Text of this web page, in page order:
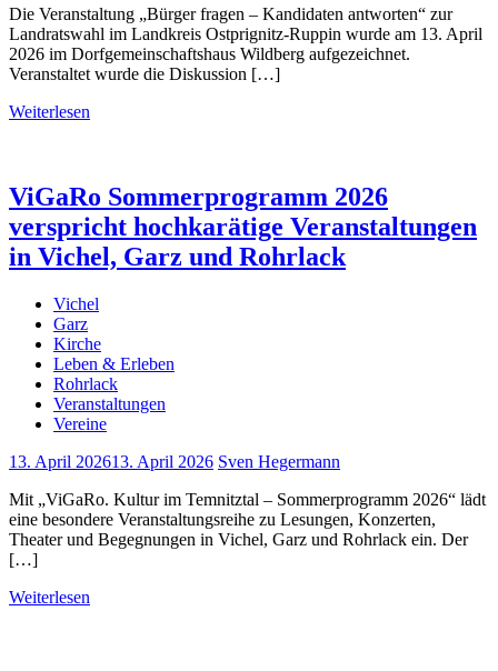
Die Veranstaltung „Bürger fragen – Kandidaten antworten“ zur
Landratswahl im Landkreis Ostprignitz-Ruppin wurde am 13. April
2026 im Dorfgemeinschaftshaus Wildberg aufgezeichnet.
Veranstaltet wurde die Diskussion […]
Weiterlesen
ViGaRo Sommerprogramm 2026
verspricht hochkarätige Veranstaltungen
in Vichel, Garz und Rohrlack
Vichel
Garz
Kirche
Leben & Erleben
Rohrlack
Veranstaltungen
Vereine
13. April 202613. April 2026 Sven Hegermann
Mit „ViGaRo. Kultur im Temnitztal – Sommerprogramm 2026“ lädt
eine besondere Veranstaltungsreihe zu Lesungen, Konzerten,
Theater und Begegnungen in Vichel, Garz und Rohrlack ein. Der
[…]
Weiterlesen